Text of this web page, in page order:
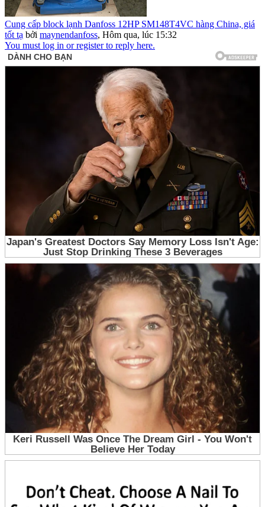
Cung cấp block lạnh Danfoss 12HP SM148T4VC hàng China, giá
tốt tạ bởi maynendanfoss, Hôm qua, lúc 15:32
You must log in or register to reply here.